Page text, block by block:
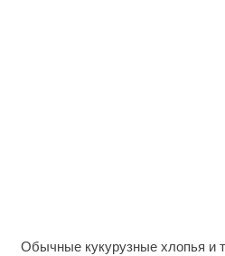
Обычные кукурузные хлопья и